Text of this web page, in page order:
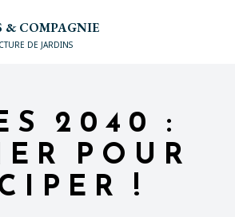
& COMPAGNIE
DE JARDINS
2040 :
POUR
!